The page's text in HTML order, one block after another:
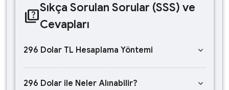
quizSıkça Sorulan Sorular (SSS) ve
Cevapları
296 Dolar TL Hesaplama Yöntemi keyboard_arrow_down
296 Dolar ile Neler Alınabilir? keyboard_arrow_down